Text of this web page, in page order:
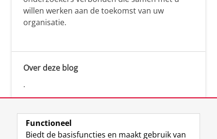
willen werken aan de toekomst van uw
organisatie.
Over deze blog
.
Functioneel
Biedt de basisfuncties en maakt gebruik van